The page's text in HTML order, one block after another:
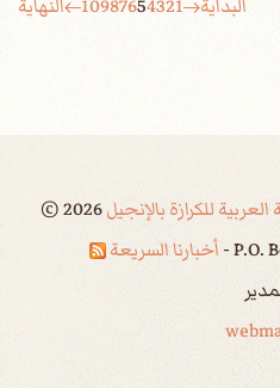
البداية
1
2
3
4
5
6
7
8
9
10 النهاية
للكرازة بالإنجيل ©2026
P.O. أخبارنا السريعة